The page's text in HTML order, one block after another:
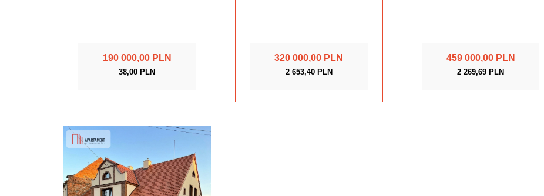
190 000,00 PLN
38,00 PLN
320 000,00 PLN
2 653,40 PLN
459 000,00 PLN
2 269,69 PLN